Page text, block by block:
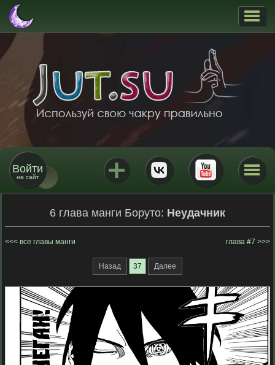
Войти
на сайт
6 глава манги Боруто: Неудачник
все главы манги глава #7
Назад 37 Далее